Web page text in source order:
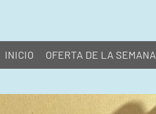
INICIO OFERTA DE LA SEMANA